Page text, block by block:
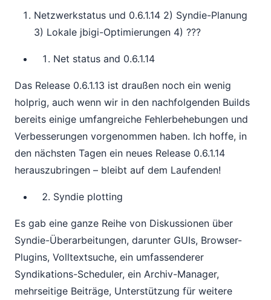
Netzwerkstatus und 0.6.1.14 2) Syndie-Planung
3) Lokale jbigi-Optimierungen 4) ???
Net status and 0.6.1.14
Das Release 0.6.1.13 ist draußen noch ein wenig
holprig, auch wenn wir in den nachfolgenden Builds
bereits einige umfangreiche Fehlerbehebungen und
Verbesserungen vorgenommen haben. Ich hoffe, in
den nächsten Tagen ein neues Release 0.6.1.14
herauszubringen – bleibt auf dem Laufenden!
Syndie plotting
Es gab eine ganze Reihe von Diskussionen über
Syndie-Überarbeitungen, darunter GUIs, Browser-
Plugins, Volltextsuche, ein umfassenderer
Syndikations-Scheduler, ein Archiv-Manager,
mehrseitige Beiträge, Unterstützung für weitere